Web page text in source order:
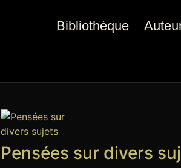
Bibliothèque
Pensées sur divers